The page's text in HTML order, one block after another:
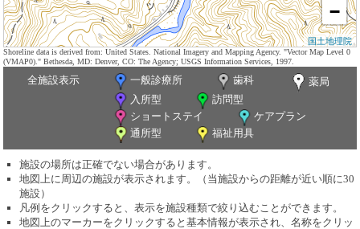
−
国土地理院
Shoreline data is derived from: United States. National Imagery and Mapping Agency. "Vector Map Level 0
(VMAP0)." Bethesda, MD: Denver, CO: The Agency; USGS Information Services, 1997.
全施設表示 一般診療所 歯科
薬局
入所型
訪問型
ショートステイ
ケアプラン
通所型
福祉用具
施設の場所は正確でない場合があります。
地図上に周辺の施設が表示されます。（当施設からの距離が近い順に30
施設）
凡例をクリックすると、表示を施設種類で絞り込むことができます。
地図上のマーカーをクリックすると基本情報が表示され、名称をクリッ